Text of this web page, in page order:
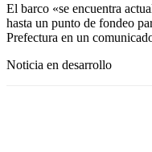
El barco «se encuentra
hasta un punto de fondeo
Prefectura en un
Noticia en desarrollo